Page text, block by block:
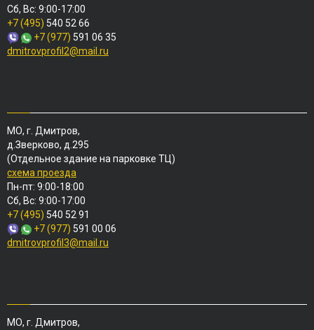
Сб, Вс: 9:00-17:00
+7 (495) 540 52 66
+7 (977) 591 06 35
dmitrovprofil2@mail.ru
МО, г. Дмитров,
д.Зверково, д.295
(Отдельное здание на парковке ТЦ)
схема проезда
Пн-пт: 9:00-18:00
Сб, Вс: 9:00-17:00
+7 (495) 540 52 91
+7 (977) 591 00 06
dmitrovprofil3@mail.ru
МО, г. Дмитров,